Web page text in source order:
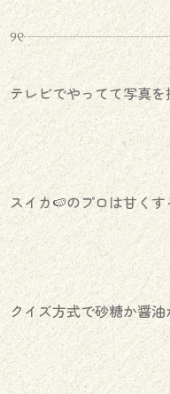
テレビでやってて写真
スイカ🍉のプロは甘く
クイズ方式で砂糖か醤